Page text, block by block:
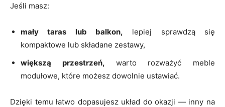
Jeśli masz:
mały taras lub balkon, lepiej sprawdzą się
kompaktowe lub składane zestawy,
większą przestrzeń, warto rozważyć meble
modułowe, które możesz dowolnie ustawiać.
Dzięki temu łatwo dopasujesz układ do okazji — inny na